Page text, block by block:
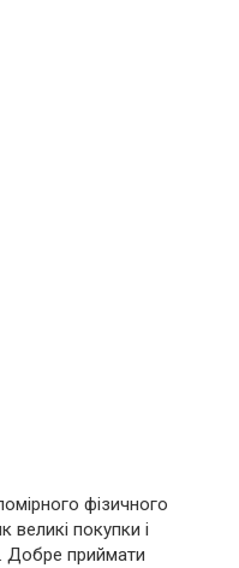
фізичного
великі покупки і
Добре приймати